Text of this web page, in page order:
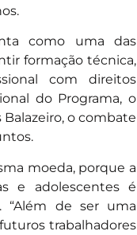
como uma das
formação técnica,
com direitos
do Programa, o
o combate
moeda, porque a
e adolescentes é
“Além de ser uma
trabalhadores